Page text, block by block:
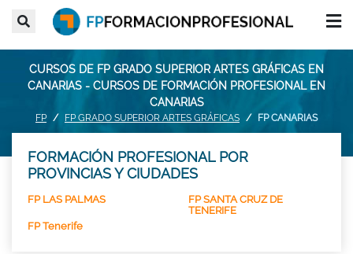
CURSOS DE FP GRADO SUPERIOR ARTES GRÁFICAS EN
CANARIAS - CURSOS DE FORMACIÓN PROFESIONAL EN
CANARIAS
FP FP GRADO SUPERIOR ARTES GRÁFICAS FP CANARIAS
FORMACIÓN PROFESIONAL POR
PROVINCIAS Y CIUDADES
FP LAS PALMAS
FP SANTA CRUZ DE
TENERIFE
FP Tenerife